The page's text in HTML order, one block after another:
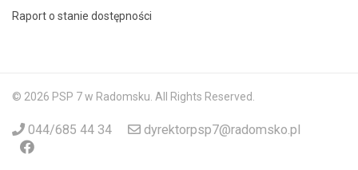
Raport o stanie dostępności
© 2026 PSP 7 w Radomsku. All Rights Reserved.
044/685 44 34 dyrektorpsp7@radomsko.pl